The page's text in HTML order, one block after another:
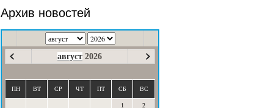
Архив новостей
август 2026
ПН ВТ СР ЧТ ПТ СБ ВС
1
2